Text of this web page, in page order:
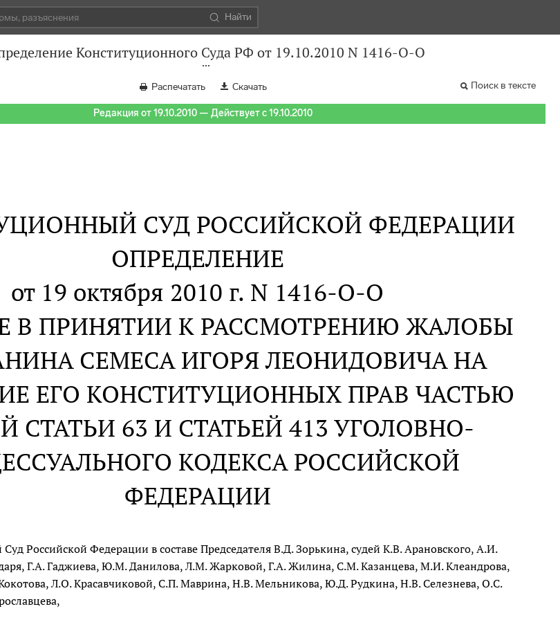
Найти
Конституционного Суда РФ от 19.10.2010 N 1416-О-О
Распечатать Скачать Поиск в тексте
Редакция от 19.10.2010 — Действует с 19.10.2010
СУД РОССИЙСКОЙ ФЕДЕРАЦИИ
ОПРЕДЕЛЕНИЕ
от 19 октября 2010 г. N 1416-О-О
В ПРИНЯТИИ К РАССМОТРЕНИЮ ЖАЛОБЫ
СЕМЕСА ИГОРЯ ЛЕОНИДОВИЧА НА
ЕГО КОНСТИТУЦИОННЫХ ПРАВ ЧАСТЬЮ
СТАТЬИ 63 И СТАТЬЕЙ 413 УГОЛОВНО-
КОДЕКСА РОССИЙСКОЙ
ФЕДЕРАЦИИ
Российской Федерации в составе Председателя В.Д. Зорькина, судей К.В. Арановского, А.И.
Г.А. Гаджиева, Ю.М. Данилова, Л.М. Жарковой, Г.А. Жилина, С.М. Казанцева, М.И. Клеандрова,
Л.О. Красавчиковой, С.П. Маврина, Н.В. Мельникова, Ю.Д. Рудкина, Н.В. Селезнева, О.С.